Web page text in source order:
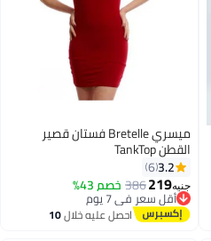
ميسري Bretelle فستان قصير
القطن TankTop
3.2
6
جنيه219
386 خصم 43%
أقل سعر في 7 يوم
توصيل مجاني
أقل سعر في 7 يوم
احصل عليه خلال10